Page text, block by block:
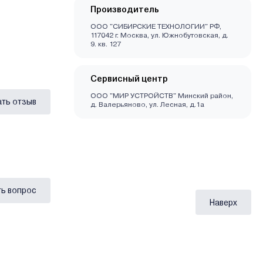
отзыв
вопрос
Производитель
ООО "СИБИРСКИЕ ТЕХНОЛОГИИ" РФ,
117042 г. Москва, ул. Южнобутовская, д.
9. кв. 127
Сервисный центр
ООО "МИР УСТРОЙСТВ" Минский район,
д. Валерьяново, ул. Лесная, д.1а
Наверх